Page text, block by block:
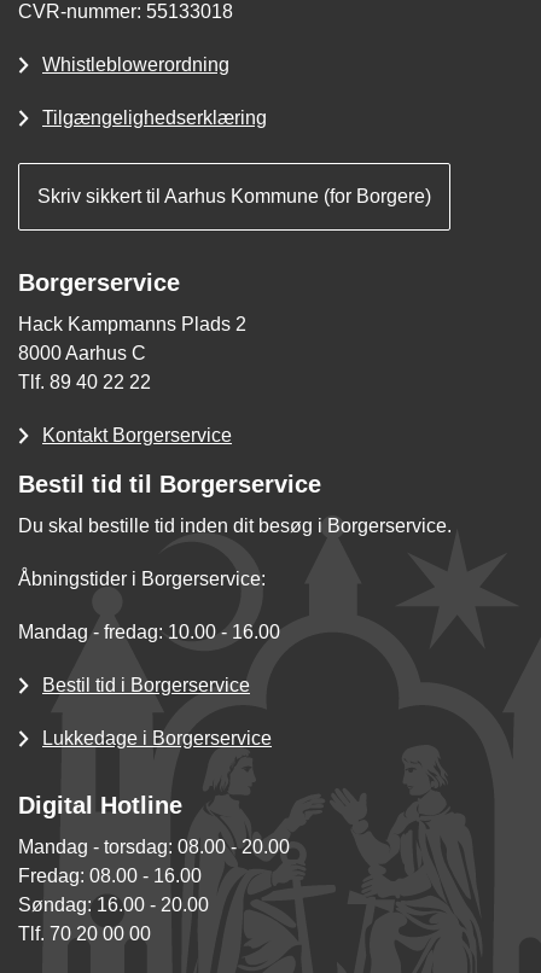
CVR-nummer: 55133018
Whistleblowerordning
Tilgængelighedserklæring
Skriv sikkert til Aarhus Kommune (for Borgere)
Borgerservice
Hack Kampmanns Plads 2
8000 Aarhus C
Tlf. 89 40 22 22
Kontakt Borgerservice
Bestil tid til Borgerservice
Du skal bestille tid inden dit besøg i Borgerservice.
Åbningstider i Borgerservice:
Mandag - fredag: 10.00 - 16.00
Bestil tid i Borgerservice
Lukkedage i Borgerservice
Digital Hotline
Mandag - torsdag: 08.00 - 20.00
Fredag: 08.00 - 16.00
Søndag: 16.00 - 20.00
Tlf. 70 20 00 00